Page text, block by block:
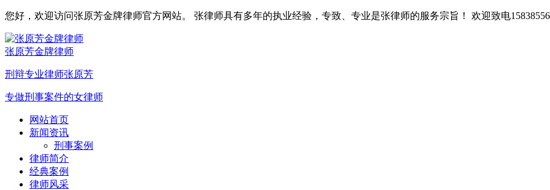
您好，欢迎访问张原芳金牌律师官方网站。 张律师具有多年的执业经验，专致、专业是张律师的服务宗旨！ 欢迎致电
张原芳金牌律师
刑辩专业律师张原芳
专做刑事案件的女律师
网站首页
新闻资讯
刑事案例
律师简介
经典案例
律师风采